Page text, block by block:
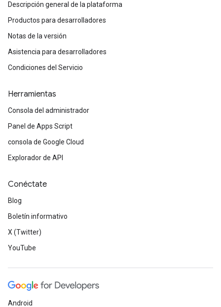
Descripción general de la plataforma
Productos para desarrolladores
Notas de la versión
Asistencia para desarrolladores
Condiciones del Servicio
Herramientas
Consola del administrador
Panel de Apps Script
consola de Google Cloud
Explorador de API
Conéctate
Blog
Boletín informativo
X (Twitter)
YouTube
Android